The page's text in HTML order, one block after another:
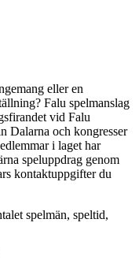
eller en
Falu spelmanslag
vid Falu
Dalarna och kongresser
i laget har
speluppdrag genom
kontaktuppgifter du
spelmän, speltid,